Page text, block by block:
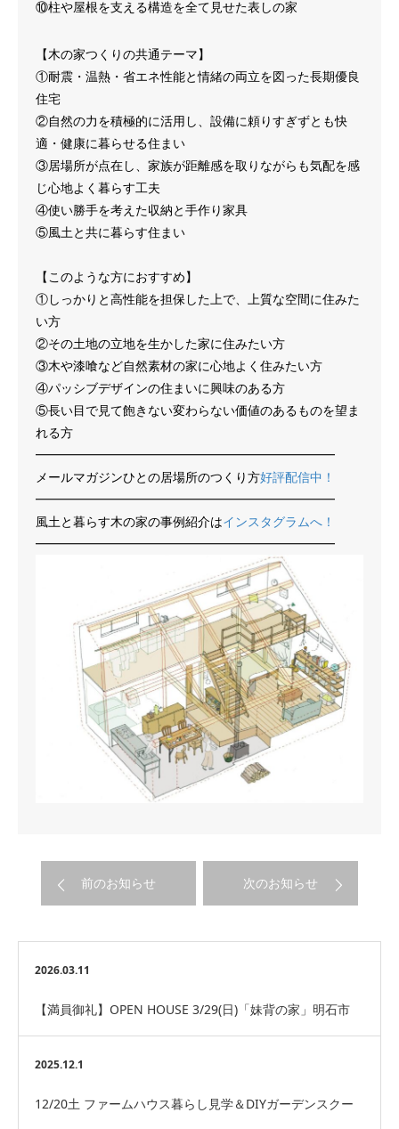
⑩柱や屋根を支える構造を全て見せた表しの家
【木の家つくりの共通テーマ】
①耐震・温熱・省エネ性能と情緒の両立を図った長期優良
住宅
②自然の力を積極的に活用し、設備に頼りすぎずとも快
適・健康に暮らせる住まい
③居場所が点在し、家族が距離感を取りながらも気配を感
じ心地よく暮らす工夫
④使い勝手を考えた収納と手作り家具
⑤風土と共に暮らす住まい
【このような方におすすめ】
①しっかりと高性能を担保した上で、上質な空間に住みた
い方
②その土地の立地を生かした家に住みたい方
③木や漆喰など自然素材の家に心地よく住みたい方
④パッシブデザインの住まいに興味のある方
⑤長い目で見て飽きない変わらない価値のあるものを望ま
れる方
━━━━━━━━━━━━━━━━━━━━━━━━
メールマガジンひとの居場所のつくり方好評配信中！
━━━━━━━━━━━━━━━━━━━━━━━━
風土と暮らす木の家の事例紹介はインスタグラムへ！
━━━━━━━━━━━━━━━━━━━━━━━━
前のお知らせ 次のお知らせ
2026.03.11
【満員御礼】OPEN HOUSE 3/29(日)「妹背の家」明石市
2025.12.1
12/20土 ファームハウス暮らし見学＆DIYガーデンスクー